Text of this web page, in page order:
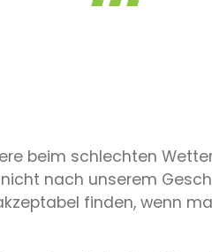
beim schlechten
nach unserem
finden, wenn